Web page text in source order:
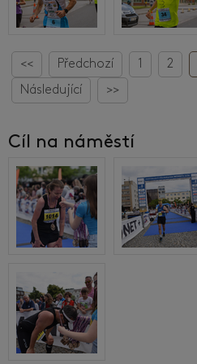
<< Předchozí 1 2
Následující
>>
Cíl na náměstí